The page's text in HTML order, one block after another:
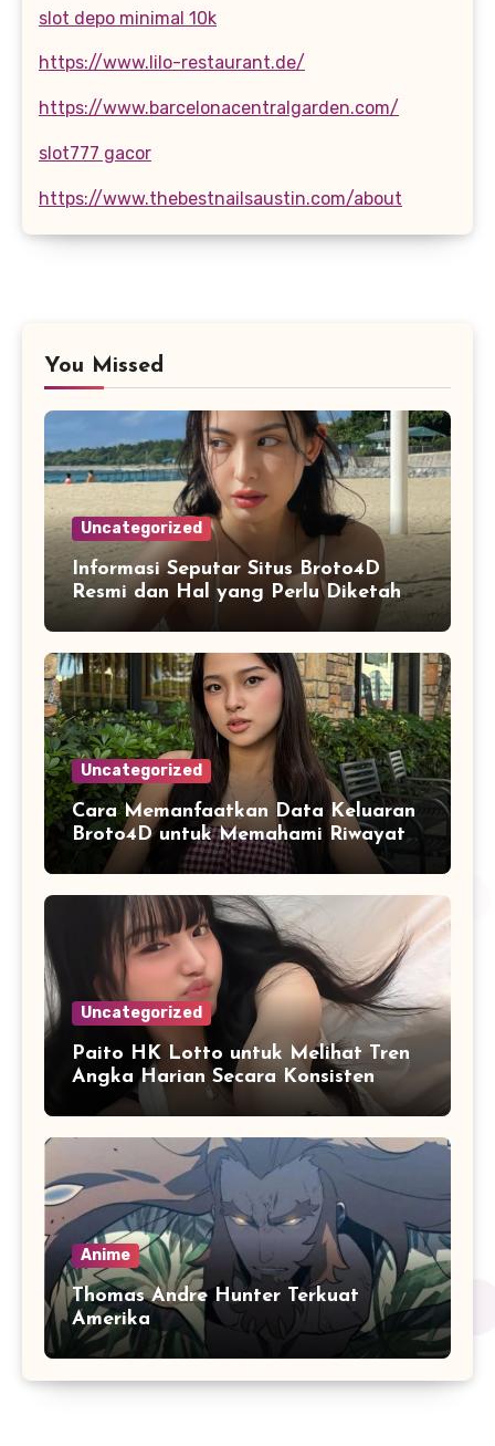
slot depo minimal 10k
https://www.lilo-restaurant.de/
https://www.barcelonacentralgarden.com/
slot777 gacor
https://www.thebestnailsaustin.com/about
You Missed
Uncategorized
Informasi Seputar Situs Broto4D
Resmi dan Hal yang Perlu Diketahui
Pengguna
Uncategorized
Cara Memanfaatkan Data Keluaran
Broto4D untuk Memahami Riwayat
Hasil Secara Objektif
Uncategorized
Paito HK Lotto untuk Melihat Tren
Angka Harian Secara Konsisten
Anime
Thomas Andre Hunter Terkuat
Amerika